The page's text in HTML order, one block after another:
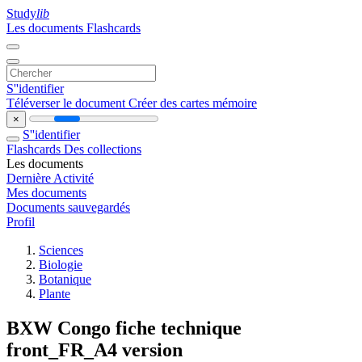
Studylib
Les documents Flashcards
S''identifier
Téléverser le document Créer des cartes mémoire
×
S''identifier
Flashcards Des collections
Les documents
Dernière Activité
Mes documents
Documents sauvegardés
Profil
Sciences
Biologie
Botanique
Plante
BXW Congo fiche technique
front_FR_A4 version